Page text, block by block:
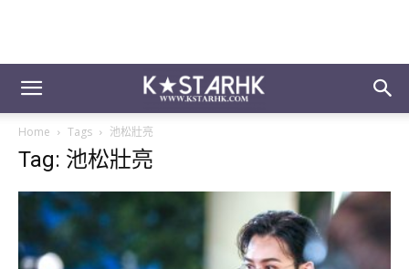
Home Tags 池松壯亮
Tag: 池松壯亮